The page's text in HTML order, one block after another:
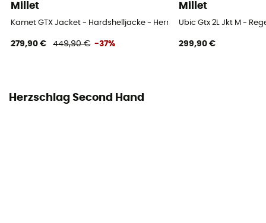
Millet
Kamet GTX Jacket - Hardshelljacke - Herren
279,90 € 449,90 € -37%
Millet
Ubic Gtx 2L Jkt M -
299,90 €
Herzschlag Second Hand